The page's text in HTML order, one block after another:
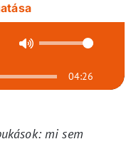
04:26
mi sem